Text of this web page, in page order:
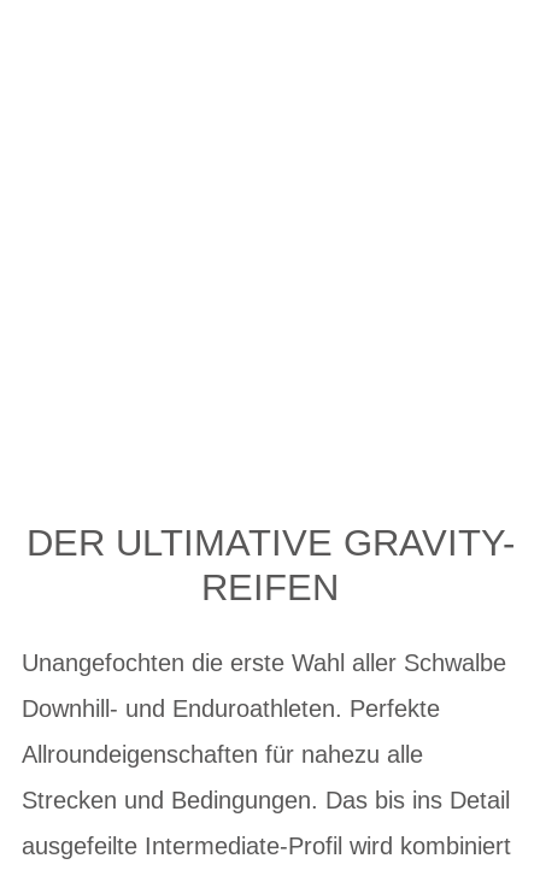
DER ULTIMATIVE GRAVITY-
REIFEN
Unangefochten die erste Wahl aller Schwalbe
Downhill- und Enduroathleten. Perfekte
Allroundeigenschaften für nahezu alle
Strecken und Bedingungen. Das bis ins Detail
ausgefeilte Intermediate-Profil wird kombiniert